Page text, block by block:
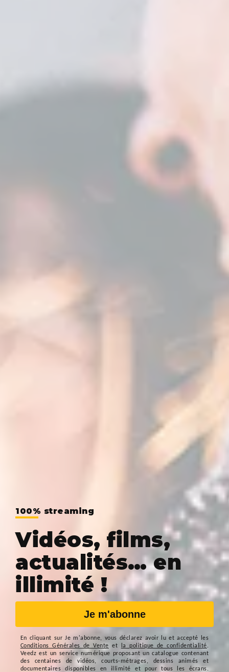
100% streaming
Vidéos, films,
actualités… en
illimité !
Je m'abonne
En cliquant surJe m'abonne, vous déclarez avoir lu et accepté les
Conditions Générales de Vente et la politique de confidentialité.
Veedz est un service numérique proposant un catalogue contenant
des centaines de vidéos, courts-métrages, dessins animés et
documentaires disponibles en illimité et pour tous les écrans.